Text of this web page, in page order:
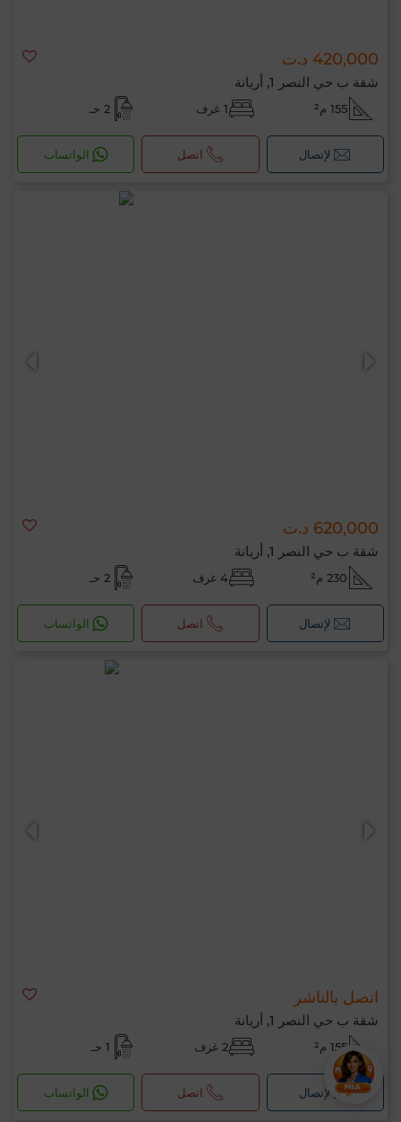
420,000 د.ت
شقة ب حي النصر 1, أريانة
155 م² 1 غرف 2 حـ
لإتصال اتصل الواتساب
620,000 د.ت
شقة ب حي النصر 1, أريانة
230 م² 4 غرف 2 حـ
لإتصال اتصل الواتساب
اتصل بالناشر
شقة ب حي النصر 1, أريانة
155 م² 2 غرف 1 حـ
لإتصال اتصل الواتساب